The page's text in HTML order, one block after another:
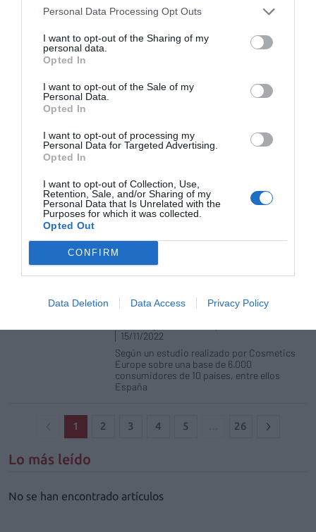
Personal Data Processing Opt Outs
I want to opt-out of the Sharing of my
personal data.
Opted In
I want to opt-out of the Sale of my
Personal Data.
Opted In
I want to opt-out of processing my
Personal Data for Targeted Advertising.
Opted In
I want to opt-out of Collection, Use,
Retention, Sale, and/or Sharing of my
Personal Data that Is Unrelated with the
Purposes for which it was collected.
Opted Out
CONFIRM
Data Deletion Data Access Privacy Policy
Noticias y novedades
Redacción
16/01/2025
USU Cosmetics presenta Skin-K-
fases de la menopausia
industria cosmética
Noticias y novedades
Redacción
21/09/2023
Siete de cada diez europeos
consideran que los productos
cosméticos y de cuidado personal
calidad de vida y autoestima
15/11/2022
Según un estudio realizado por Cosmetics
Europe sobre una base de 6.000
consumidores de 10 países, entre ellos
España
1 2 3 4 5 26
Lo más leído
No se han encontrado artículos